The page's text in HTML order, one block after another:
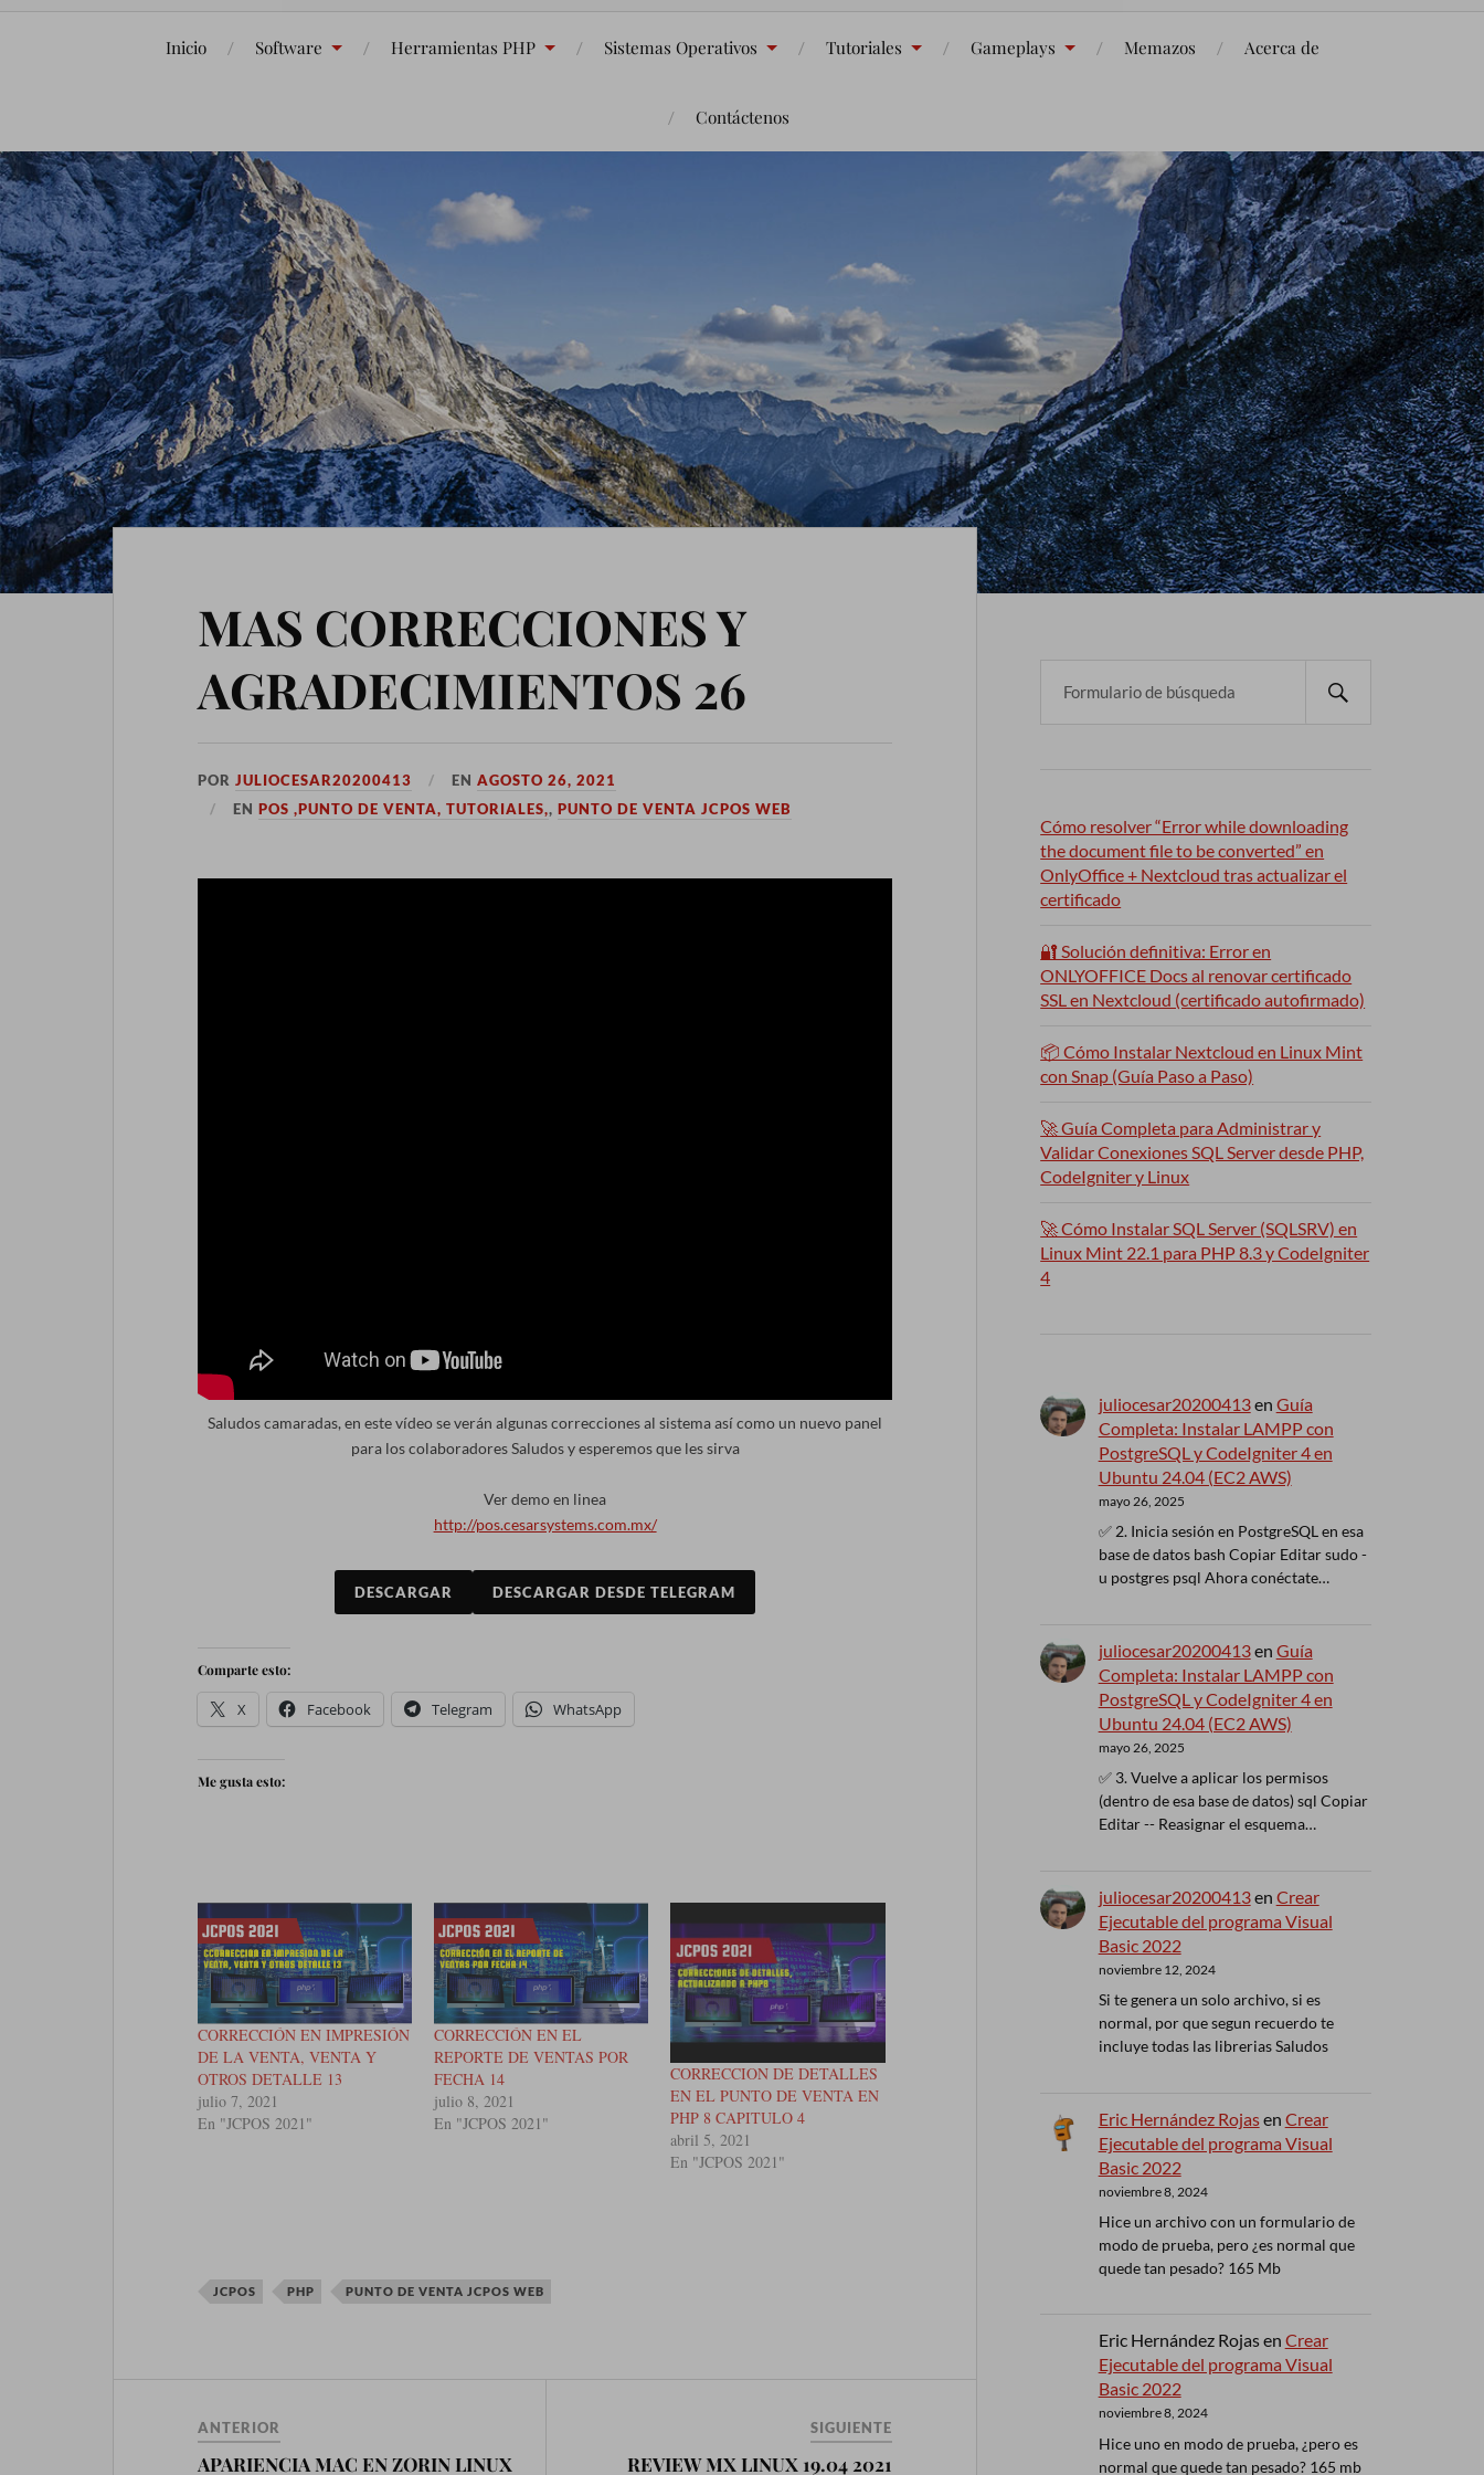
Inicio Software Herramientas PHP Sistemas Operativos Tutoriales Gameplays Memazos Acerca de
Contáctenos
MAS CORRECCIONES Y
AGRADECIMIENTOS 26
PORJULIOCESAR20200413 ENAGOSTO 26, 2021
ENPOS ,PUNTO DE VENTA, TUTORIALES,,PUNTO DE VENTA JCPOS WEB
Saludos camaradas, en este vídeo se verán algunas correcciones al sistema así como un nuevo panel
para los colaboradores Saludos y esperemos que les sirva
Ver demo en linea
http://pos.cesarsystems.com.mx/
DESCARGAR DESCARGAR DESDE TELEGRAM
Comparte esto:
X Facebook Telegram WhatsApp
Me gusta esto:
CORRECCIÓN EN IMPRESIÓN
DE LA VENTA, VENTA Y
OTROS DETALLE 13
julio 7, 2021
En "JCPOS 2021"
CORRECCIÓN EN EL
REPORTE DE VENTAS POR
FECHA 14
julio 8, 2021
En "JCPOS 2021"
CORRECCION DE DETALLES
EN EL PUNTO DE VENTA EN
PHP 8 CAPITULO 4
abril 5, 2021
En "JCPOS 2021"
JCPOS PHP PUNTO DE VENTA JCPOS WEB
ANTERIOR
APARIENCIA MAC EN ZORIN LINUX
SIGUIENTE
REVIEW MX LINUX 19.04 2021
Cómo resolver “Error while downloading
the document file to be converted” en
OnlyOffice + Nextcloud tras actualizar el
certificado
🔐 Solución definitiva: Error en
ONLYOFFICE Docs al renovar certificado
SSL en Nextcloud (certificado autofirmado)
📦 Cómo Instalar Nextcloud en Linux Mint
con Snap (Guía Paso a Paso)
🚀 Guía Completa para Administrar y
Validar Conexiones SQL Server desde PHP,
CodeIgniter y Linux
🚀 Cómo Instalar SQL Server (SQLSRV) en
Linux Mint 22.1 para PHP 8.3 y CodeIgniter
4
juliocesar20200413en Guía
Completa: Instalar LAMPP con
PostgreSQL y CodeIgniter 4 en
Ubuntu 24.04 (EC2 AWS)
mayo 26, 2025
✅ 2. Inicia sesión en PostgreSQL en esa
base de datos bash Copiar Editar sudo -
u postgres psql Ahora conéctate…
juliocesar20200413en Guía
Completa: Instalar LAMPP con
PostgreSQL y CodeIgniter 4 en
Ubuntu 24.04 (EC2 AWS)
mayo 26, 2025
✅ 3. Vuelve a aplicar los permisos
(dentro de esa base de datos) sql Copiar
Editar -- Reasignar el esquema…
juliocesar20200413en Crear
Ejecutable del programa Visual
Basic 2022
noviembre 12, 2024
Si te genera un solo archivo, si es
normal, por que segun recuerdo te
incluye todas las librerias Saludos
Eric Hernández Rojasen Crear
Ejecutable del programa Visual
Basic 2022
noviembre 8, 2024
Hice un archivo con un formulario de
modo de prueba, pero ¿es normal que
quede tan pesado? 165 Mb
Eric Hernández Rojasen Crear
Ejecutable del programa Visual
Basic 2022
noviembre 8, 2024
Hice uno en modo de prueba, ¿pero es
normal que quede tan pesado? 165 mb